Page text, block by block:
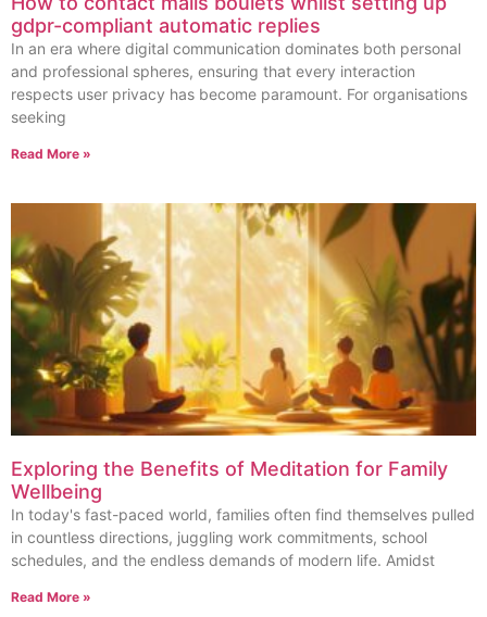
gdpr-compliant automatic replies
In an era where digital communication dominates both personal
and professional spheres, ensuring that every interaction
respects user privacy has become paramount. For organisations
seeking
Read More »
Exploring the Benefits of Meditation for Family
Wellbeing
In today's fast-paced world, families often find themselves pulled
in countless directions, juggling work commitments, school
schedules, and the endless demands of modern life. Amidst
Read More »